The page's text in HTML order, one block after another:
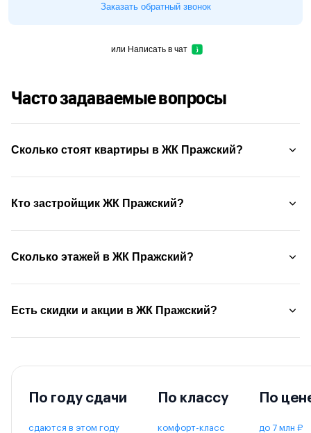
Заказать обратный звонок
или Написать в чат
Часто задаваемые вопросы
Сколько стоят квартиры в ЖК Пражский?
Кто застройщик ЖК Пражский?
Сколько этажей в ЖК Пражский?
Есть скидки и акции в ЖК Пражский?
По году сдачи
сдаются в этом году
По классу
комфорт-класс
По
до 7 млн ₽